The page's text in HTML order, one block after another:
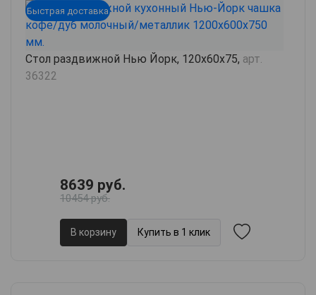
Быстрая доставка
Стол раздвижной Нью Йорк, 120х60х75, арт.
36322
8639 руб.
10454 руб.
В корзину Купить в 1 клик